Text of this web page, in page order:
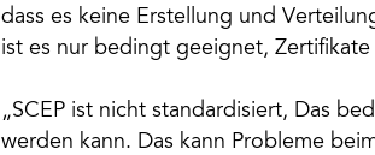
dass es keine Erstellung und
ist es nur bedingt geeignet,
„SCEP ist nicht standardisiert, Das
werden kann. Das kann Probleme